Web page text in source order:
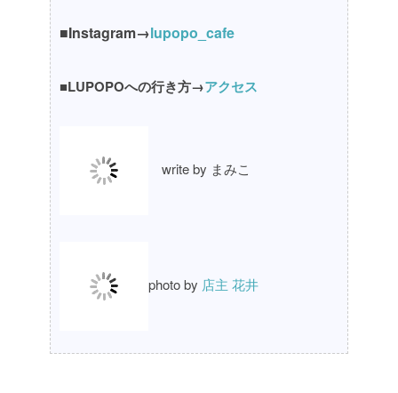
■Instagram→lupopo_cafe
■LUPOPOへの行き方→アクセス
write by まみこ
photo by 店主 花井